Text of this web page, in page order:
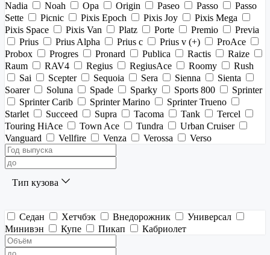
Nadia
Noah Opa Origin Paseo Passo
Passo
Sette
Picnic Pixis Epoch Pixis Joy
Pixis Mega
Pixis Space
Pixis Van Platz Porte Premio
Previa
Prius
Prius Alpha Prius c Prius v (+)
ProAce
Probox
Progres Pronard Publica Ractis
Raize
Raum
RAV4 Regius RegiusAce Roomy
Rush
Sai
Scepter Sequoia Sera Sienna
Sienta
Soarer
Soluna Spade Sparky Sports 800
Sprinter
Sprinter Carib
Sprinter Marino
Sprinter Trueno
Starlet
Succeed Supra Tacoma Tank
Tercel
Touring HiAce
Town Ace Tundra
Urban Cruiser
Vanguard
Vellfire Venza Verossa Verso
Тип кузова
Седан Хетчбэк Внедорожник
Универсал
Минивэн
Купе Пикап Кабриолет